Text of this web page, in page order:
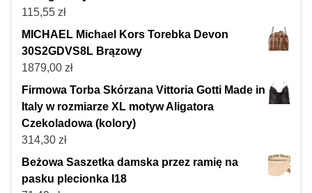
115,55 zł
MICHAEL Michael Kors Torebka Devon
30S2GDVS8L Brązowy
1879,00 zł
Firmowa Torba Skórzana Vittoria Gotti Made in
Italy w rozmiarze XL motyw Aligatora
Czekoladowa (kolory)
314,30 zł
Beżowa Saszetka damska przez ramię na
pasku plecionka I18